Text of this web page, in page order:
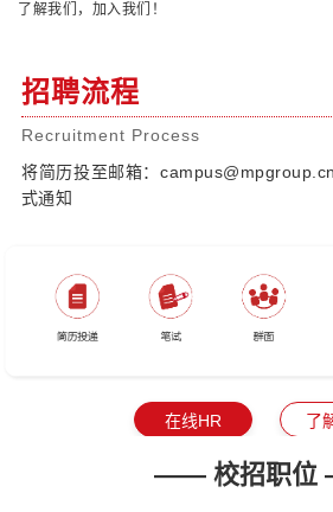
了解我们，加入我们！
招聘流程
Recruitment Process
将简历投至邮箱：
式通知
—— 校招职